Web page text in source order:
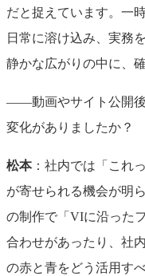
だと捉えています。一
日常に溶け込み、実務
静かな広がりの中に、
――動画やサイト公開後
変化がありましたか？
松本：社内では「これ
が寄せられる機会が明
の制作で「VIに沿った
合わせがあったり、社
の赤と青をどう活用す